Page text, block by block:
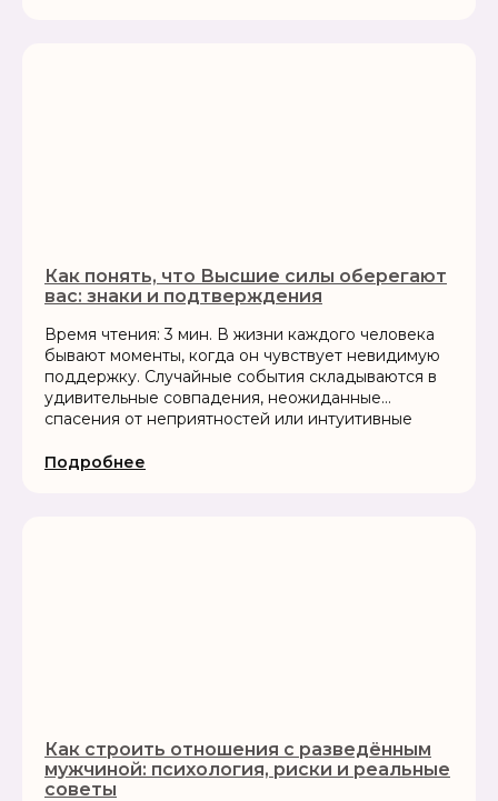
Как понять, что Высшие силы оберегают
вас: знаки и подтверждения
Время чтения: 3 мин. В жизни каждого человека
бывают моменты, когда он чувствует невидимую
поддержку. Случайные события складываются в
удивительные совпадения, неожиданные
спасения от неприятностей или интуитивные
результату....
Подробнее
Как строить отношения с разведённым
мужчиной: психология, риски и реальные
советы